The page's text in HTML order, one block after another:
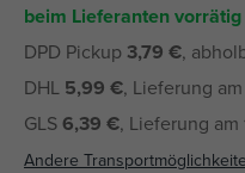
beim Lieferanten vorrätig
DPD Pickup 3,79 €,
DHL 5,99 €, Lieferung am
GLS6,39 €, Lieferung am
Andere